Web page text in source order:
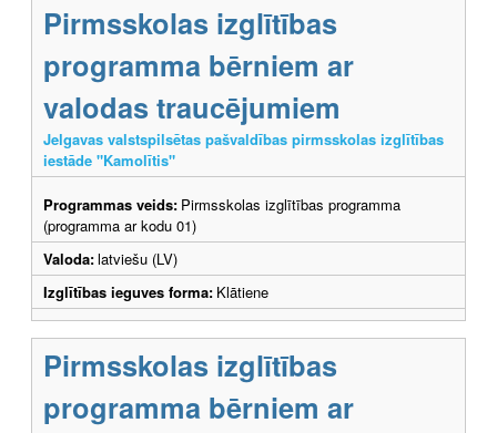
Pirmsskolas izglītības
programma bērniem ar
valodas traucējumiem
Jelgavas valstspilsētas pašvaldības pirmsskolas izglītības
iestāde "Kamolītis"
Programmas veids: Pirmsskolas izglītības programma
(programma ar kodu 01)
Valoda:latviešu (LV)
Izglītības ieguves forma: Klātiene
Pirmsskolas izglītības
programma bērniem ar